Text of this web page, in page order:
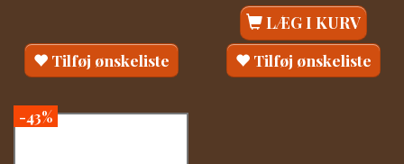
Tilføj ønskeliste
LÆG I KURV
Tilføj ønskeliste
-43%